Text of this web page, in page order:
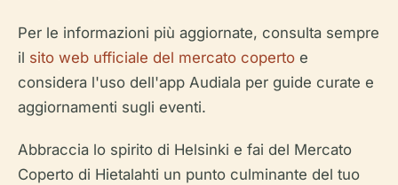
Per le informazioni più aggiornate, consulta sempre
il sito web ufficiale del mercato coperto e
considera l'uso dell'app Audiala per guide curate e
aggiornamenti sugli eventi.
Abbraccia lo spirito di Helsinki e fai del Mercato
Coperto di Hietalahti un punto culminante del tuo